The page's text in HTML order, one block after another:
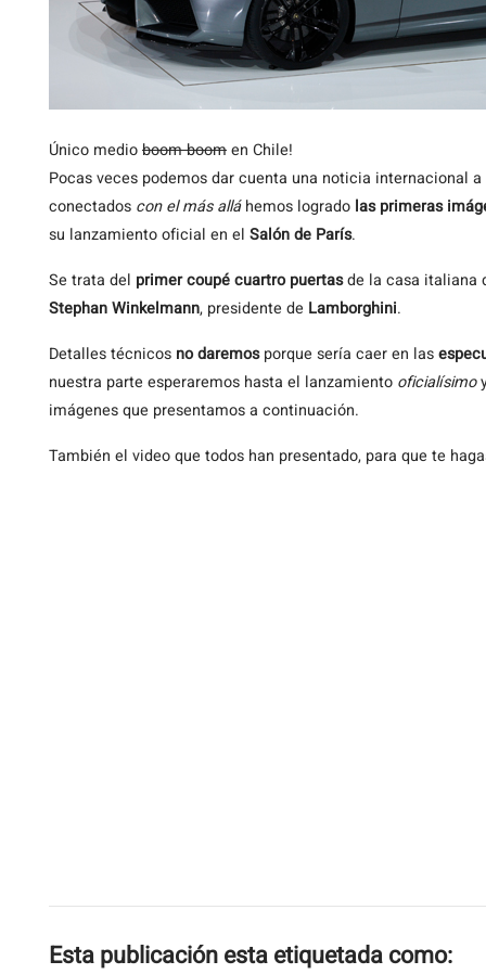
Único medioboom boomen Chile!
Pocas veces podemos dar cuenta una noticia internacional
conectados con el más alláhemos logrado las primeras
su lanzamiento oficial en el Salón de París.
Se trata del primer coupé cuartro puertasde la casa italiana
Stephan Winkelmann, presidente de Lamborghini.
Detalles técnicos no daremosporque sería caer en las
nuestra parte esperaremos hasta el lanzamiento oficialísimo
imágenes que presentamos a continuación.
También el video que todos han presentado, para que te
Esta publicación esta etiquetada como: